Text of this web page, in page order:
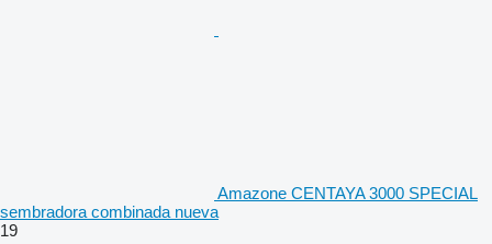
Amazone CENTAYA 3000 SPECIAL
sembradora combinada nueva
19